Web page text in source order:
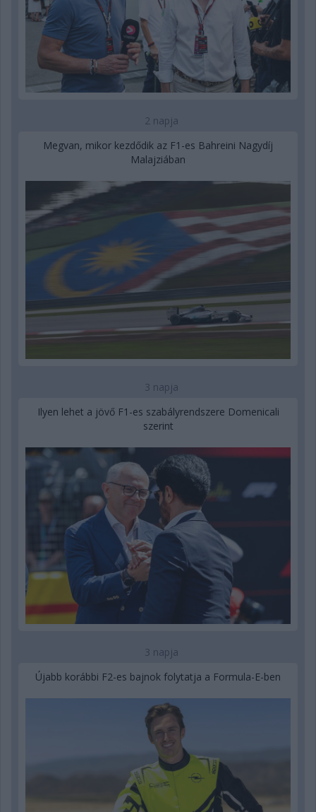
2 napja
Megvan, mikor kezdődik az F1-es Bahreini Nagydíj
Malajziában
3 napja
Ilyen lehet a jövő F1-es szabályrendszere Domenicali
szerint
3 napja
Újabb korábbi F2-es bajnok folytatja a Formula-E-ben